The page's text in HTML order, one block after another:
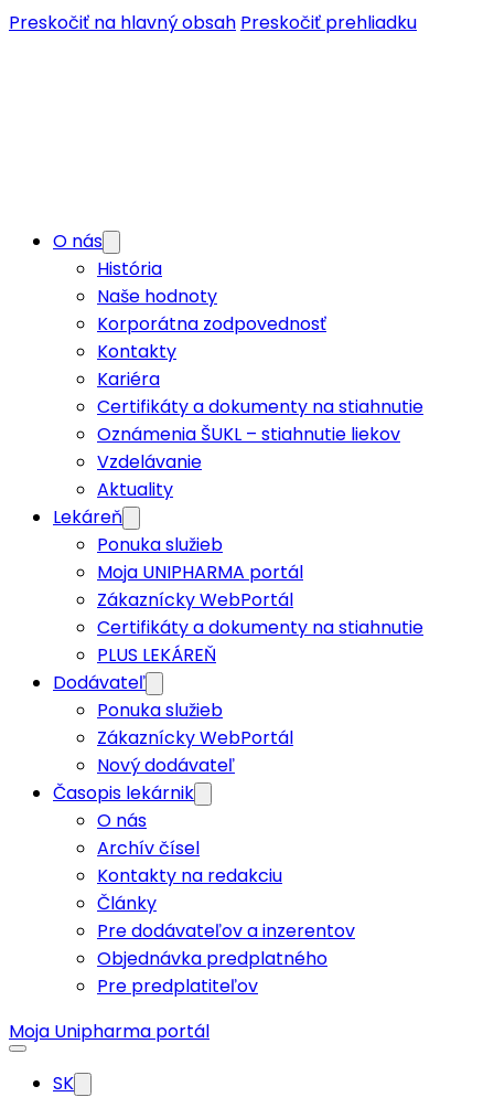
Preskočiť na hlavný obsah Preskočiť prehliadku
O nás
História
Naše hodnoty
Korporátna zodpovednosť
Kontakty
Kariéra
Certifikáty a dokumenty na stiahnutie
Oznámenia ŠUKL – stiahnutie liekov
Vzdelávanie
Aktuality
Lekáreň
Ponuka služieb
Moja UNIPHARMA portál
Zákaznícky WebPortál
Certifikáty a dokumenty na stiahnutie
PLUS LEKÁREŇ
Dodávateľ
Ponuka služieb
Zákaznícky WebPortál
Nový dodávateľ
Časopis lekárnik
O nás
Archív čísel
Kontakty na redakciu
Články
Pre dodávateľov a inzerentov
Objednávka predplatného
Pre predplatiteľov
Moja Unipharma portál
SK